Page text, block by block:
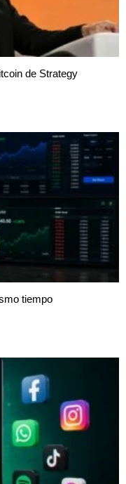
de Strategy
tiempo